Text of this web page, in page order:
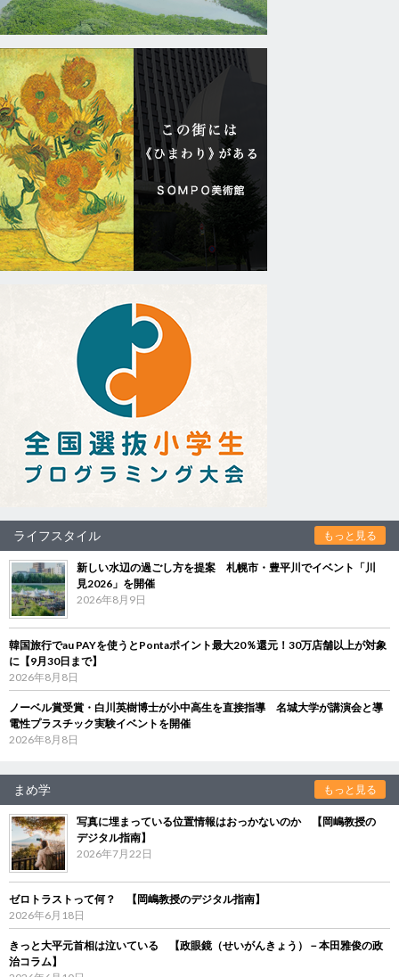
ライフスタイル もっと見る
新しい水辺の過ごし方を提案 札幌市・豊平川でイベント「川
見2026」を開催
2026年8月9日
韓国旅行でau PAYを使うとPontaポイント最大20％還元！30万店舗以上が対象
に【9月30日まで】
2026年8月8日
ノーベル賞受賞・白川英樹博士が小中高生を直接指導 名城大学が講演会と導
電性プラスチック実験イベントを開催
2026年8月8日
まめ学 もっと見る
写真に埋まっている位置情報はおっかないのか 【岡嶋教授の
デジタル指南】
2026年7月22日
ゼロトラストって何？ 【岡嶋教授のデジタル指南】
2026年6月18日
きっと大平元首相は泣いている 【政眼鏡（せいがんきょう）－本田雅俊の政
治コラム】